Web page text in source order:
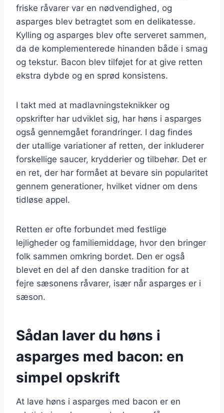
friske råvarer var en nødvendighed, og
asparges blev betragtet som en delikatesse.
Kylling og asparges blev ofte serveret sammen,
da de komplementerede hinanden både i smag
og tekstur. Bacon blev tilføjet for at give retten
ekstra dybde og en sprød konsistens.
I takt med at madlavningsteknikker og
opskrifter har udviklet sig, har høns i asparges
også gennemgået forandringer. I dag findes
der utallige variationer af retten, der inkluderer
forskellige saucer, krydderier og tilbehør. Det er
en ret, der har formået at bevare sin popularitet
gennem generationer, hvilket vidner om dens
tidløse appel.
Retten er ofte forbundet med festlige
lejligheder og familiemiddage, hvor den bringer
folk sammen omkring bordet. Den er også
blevet en del af den danske tradition for at
fejre sæsonens råvarer, især når asparges er i
sæson.
Sådan laver du høns i
asparges med bacon: en
simpel opskrift
At lave høns i asparges med bacon er en